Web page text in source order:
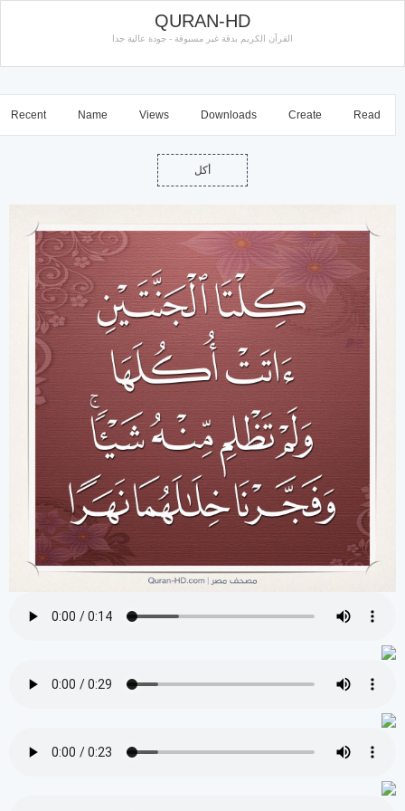
QURAN-HD
القرآن الكريم بدقة غير مسبوقة - جودة عالية جدا
Recent Name Views Downloads Create Read
أكل